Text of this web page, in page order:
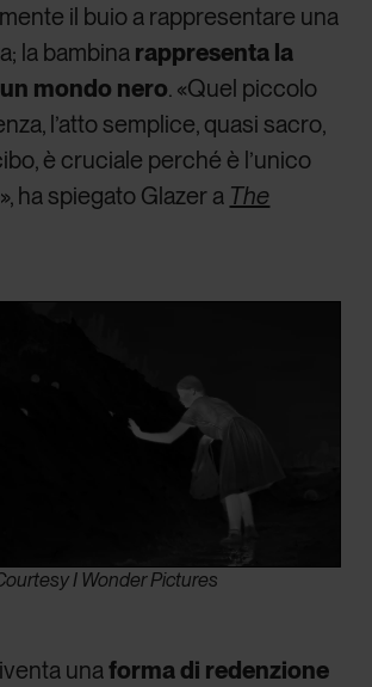
il buio a rappresentare una
la bambina rappresenta la
mondo nero. «Quel piccolo
l’atto semplice, quasi sacro,
è cruciale perché è l’unico
ha spiegato Glazer a The
I Wonder Pictures
unaforma di redenzione